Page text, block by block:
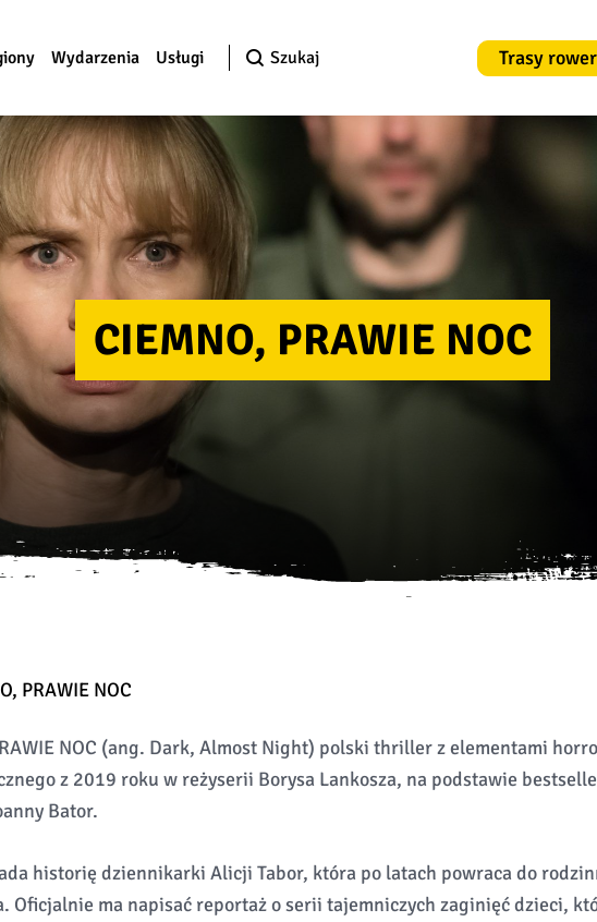
Wydarzenia Usługi Szukaj Trasy
CIEMNO, PRAWIE NOC
PRAWIE NOC
NOC (ang. Dark, Almost Night) polski thriller z elementami
z 2019 roku w reżyserii Borysa Lankosza, na podstawie
Bator.
historię dziennikarki Alicji Tabor, która po latach powraca do
Oficjalnie ma napisać reportaż o serii tajemniczych zaginięć dzieci,